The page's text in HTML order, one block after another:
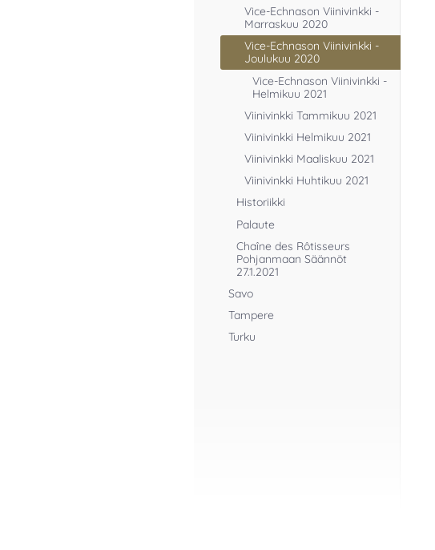
Vice-Echnason Viinivinkki -
Marraskuu 2020
Vice-Echnason Viinivinkki -
Joulukuu 2020
Vice-Echnason Viinivinkki -
Helmikuu 2021
Viinivinkki Tammikuu 2021
Viinivinkki Helmikuu 2021
Viinivinkki Maaliskuu 2021
Viinivinkki Huhtikuu 2021
Historiikki
Palaute
Chaîne des Rôtisseurs
Pohjanmaan Säännöt
27.1.2021
Savo
Tampere
Turku